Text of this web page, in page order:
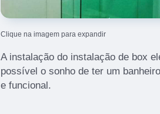
Clique na imagem para expandir
A instalação do instalação de box
possível o sonho de ter um
e funcional.